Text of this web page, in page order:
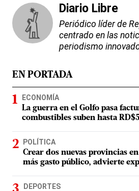
Diario Libre
Periódico líder de
centrado en las
periodismo
EN PORTADA
ECONOMÍA
La guerra en el Golfo pasa
combustibles suben hasta
POLÍTICA
Crear dos nuevas provincias
más gasto público, advierte
DEPORTES